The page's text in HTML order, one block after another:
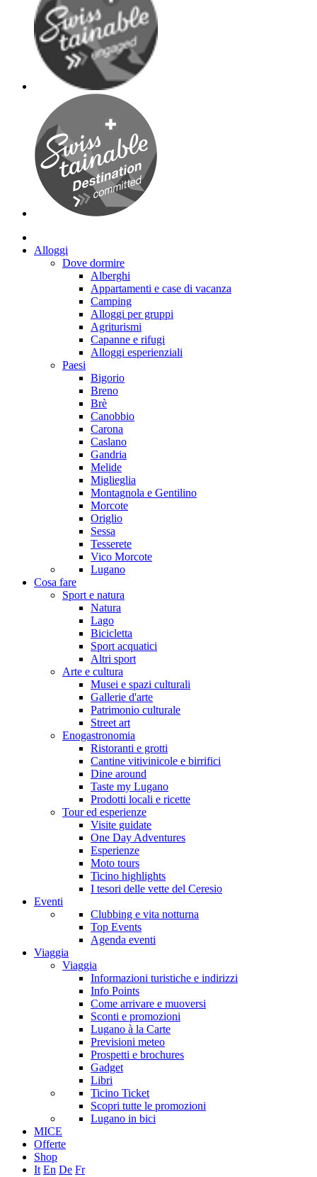
Alloggi
Dove dormire
Alberghi
Appartamenti e case di vacanza
Camping
Alloggi per gruppi
Agriturismi
Capanne e rifugi
Alloggi esperienziali
Paesi
Bigorio
Breno
Brè
Canobbio
Carona
Caslano
Gandria
Melide
Miglieglia
Montagnola e Gentilino
Morcote
Origlio
Sessa
Tesserete
Vico Morcote
Lugano
Cosa fare
Sport e natura
Natura
Lago
Bicicletta
Sport acquatici
Altri sport
Arte e cultura
Musei e spazi culturali
Gallerie d'arte
Patrimonio culturale
Street art
Enogastronomia
Ristoranti e grotti
Cantine vitivinicole e birrifici
Dine around
Taste my Lugano
Prodotti locali e ricette
Tour ed esperienze
Visite guidate
One Day Adventures
Esperienze
Moto tours
Ticino highlights
I tesori delle vette del Ceresio
Eventi
Clubbing e vita notturna
Top Events
Agenda eventi
Viaggia
Viaggia
Informazioni turistiche e indirizzi
Info Points
Come arrivare e muoversi
Sconti e promozioni
Lugano à la Carte
Previsioni meteo
Prospetti e brochures
Gadget
Libri
Ticino Ticket
Scopri tutte le promozioni
Lugano in bici
MICE
Offerte
Shop
It En De Fr